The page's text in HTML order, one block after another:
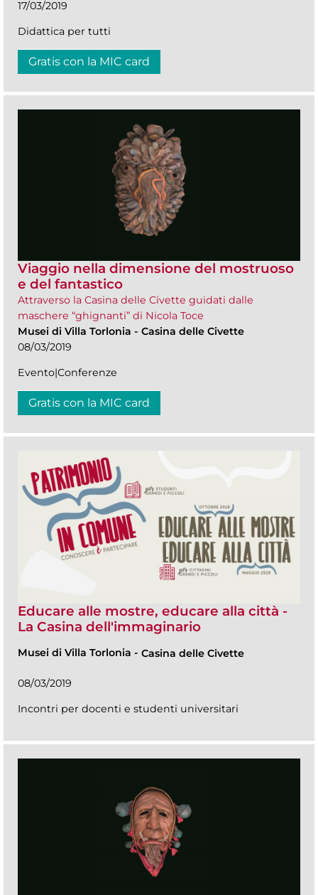
17/03/2019
Didattica per tutti
Gratis con la MIC card
Viaggio nella dimensione del mostruoso
e del fantastico
Attraverso la Casina delle Civette guidati dalle
maschere “ghignanti” di Nicola Toce
Musei di Villa Torlonia - Casina delle Civette
08/03/2019
Evento|Conferenze
Gratis con la MIC card
Educare alle mostre, educare alla città -
La Casina dell'immaginario
Musei di Villa Torlonia - Casina delle Civette
08/03/2019
Incontri per docenti e studenti universitari